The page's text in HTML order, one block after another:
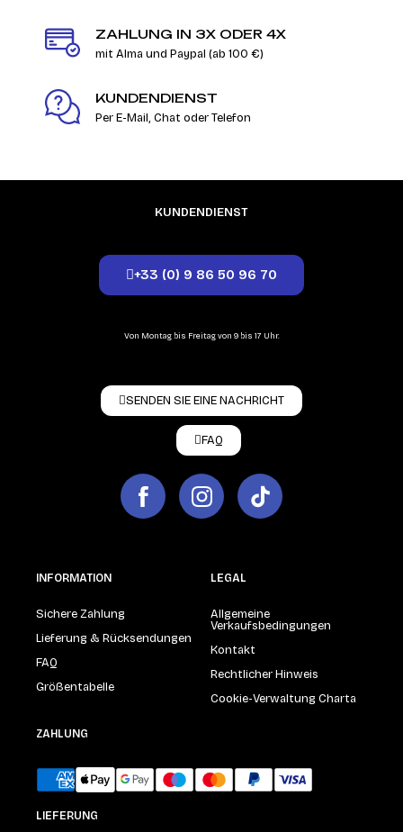
ZAHLUNG IN 3X ODER 4X
mit Alma und Paypal (ab 100 €)
KUNDENDIENST
Per E-Mail, Chat oder Telefon
KUNDENDIENST
+33 (0) 9 86 50 96 70
Von Montag bis Freitag von 9 bis 17 Uhr.
SENDEN SIE EINE NACHRICHT
FAQ
INFORMATION
Sichere Zahlung
Lieferung & Rücksendungen
FAQ
Größentabelle
LEGAL
Allgemeine
Verkaufsbedingungen
Kontakt
Rechtlicher Hinweis
Cookie-Verwaltung Charta
ZAHLUNG
LIEFERUNG